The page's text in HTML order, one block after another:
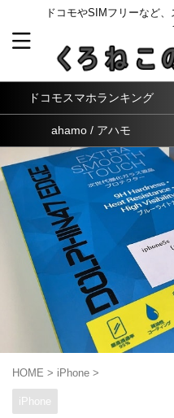
ドコモやSIMフリーなど
ドコモスマホランキング
ahamo / アハモ
HOME > iPhone >
iPhone